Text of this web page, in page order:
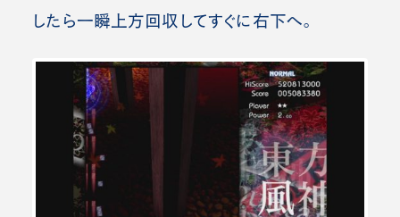
したら一瞬上方回収してすぐに右下へ。